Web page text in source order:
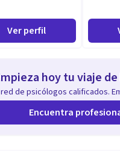
Ver perfil
hoy tu viaje
de psicólogos calificados.
Encuentra